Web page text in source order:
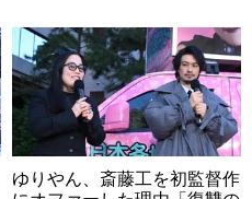
ゆりやん、斎藤工を初監督作